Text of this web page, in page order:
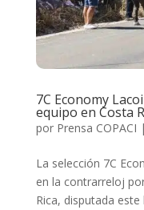
7C Economy
equipo en Costa
por Prensa COPACI |
La selección 7C
en la contrarreloj
Rica, disputada